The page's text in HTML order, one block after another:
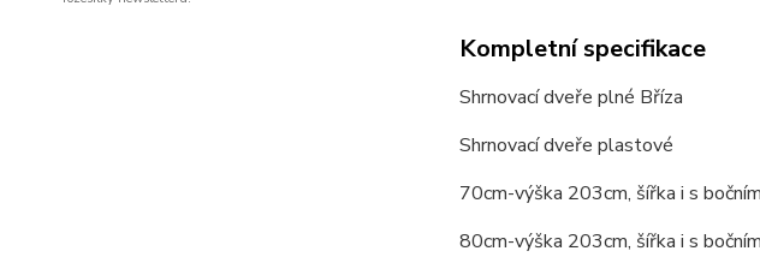
Kompletní specifikace
Shrnovací dveře plné Bříza
Shrnovací dveře plastové
70cm-výška 203cm, šířka i s
80cm-výška 203cm, šířka i s